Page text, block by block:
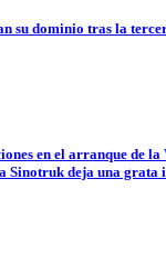
su dominio tras la
en el arranque de la
Sinotruk deja una grata